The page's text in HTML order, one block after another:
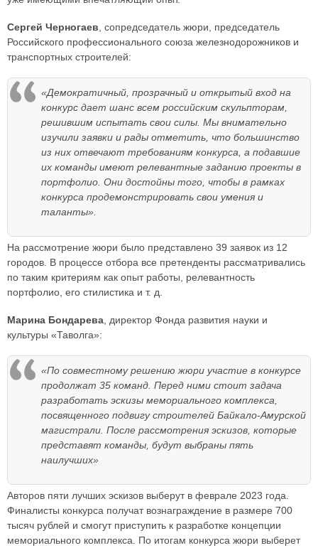
Сергей Черногаев , сопредседатель жюри, председатель
Российского профессионального союза железнодорожников и
транспортных строителей:
«Демократичный, прозрачный и открытый вход на
конкурс дает шанс всем российским скульпторам,
решившим испытать свои силы. Мы внимательно
изучили заявки и рады отметить, что большинство
из них отвечают требованиям конкурса, а подавшие
их команды имеют релевантные заданию проекты в
портфолио. Они достойны того, чтобы в рамках
конкурса продемонстрировать свои умения и
таланты».
На рассмотрение жюри было представлено 39 заявок из 12
городов. В процессе отбора все претенденты рассматривались
по таким критериям как опыт работы, релевантность
портфолио, его стилистика и т. д.
Марина Бондарева , директор Фонда развития науки и
культуры «Таволга»:
«По совместному решению жюри участие в конкурсе
продолжат 35 команд. Перед ними стоит задача
разработать эскизы мемориального комплекса,
посвященного подвигу строителей Байкало-Амурской
магистрали. После рассмотрения эскизов, которые
представят команды, будут выбраны пять
наилучших»
Авторов пяти лучших эскизов выберут в феврале 2023 года.
Финалисты конкурса получат вознаграждение в размере 700
тысяч рублей и смогут приступить к разработке концепции
мемориального комплекса. По итогам конкурса жюри выберет